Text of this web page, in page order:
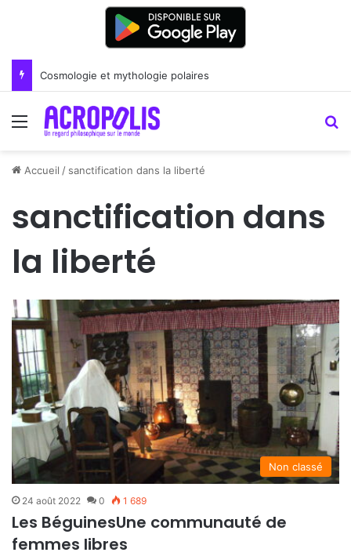
Cosmologie et mythologie polaires
Menu
Accueil / sanctification dans la liberté
sanctification dans
la liberté
Non classé
24 août 2022 0 1 689
Les BéguinesUne communauté de
femmes libres